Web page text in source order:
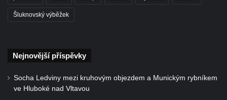
Kříž u domu čp. 113 na Vlčí Hoře
Centrální kříž hřbitova Vlčí Hora
Šluknovský výběžek
Nejnovější příspěvky
Socha Ledviny mezi kruhovým objezdem a Munickým rybníkem
ve Hluboké nad Vltavou